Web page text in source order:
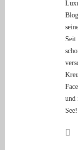
Seit
und
See!